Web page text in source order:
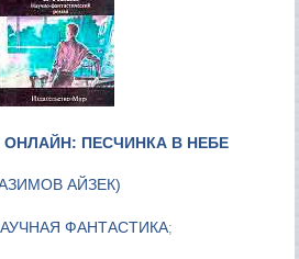
ОНЛАЙН: ПЕСЧИНКА В НЕБЕ
АЙЗЕК)
ФАНТАСТИКА;